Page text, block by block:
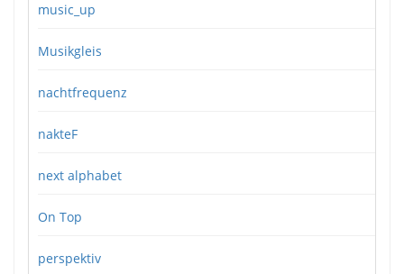
music_up
Musikgleis
nachtfrequenz
nakteF
next alphabet
On Top
perspektiv